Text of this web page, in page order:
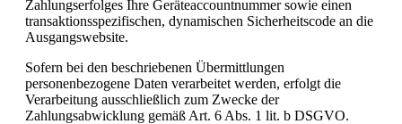
Zahlungserfolges Ihre Geräteaccountnummer sowie einen
transaktionsspezifischen, dynamischen Sicherheitscode an die
Ausgangswebsite.
Sofern bei den beschriebenen Übermittlungen
personenbezogene Daten verarbeitet werden, erfolgt die
Verarbeitung ausschließlich zum Zwecke der
Zahlungsabwicklung gemäß Art. 6 Abs. 1 lit. b DSGVO.